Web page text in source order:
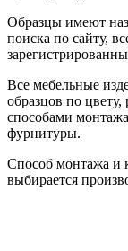
Образцы имеют
поиска по сайту,
Все мебельные
образцов по
способами
фурнитуры.
Способ монтажа и
выбирается